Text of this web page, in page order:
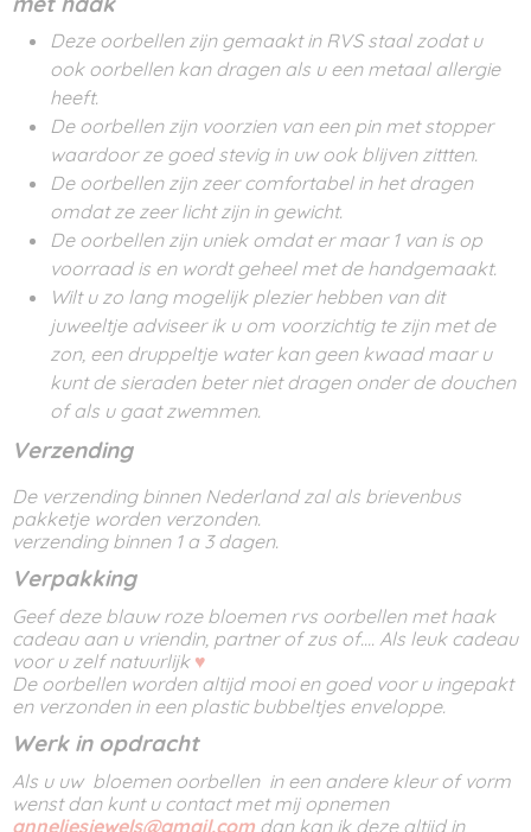
Deze oorbellen zijn gemaakt in RVS staal zodat u
ook oorbellen kan dragen als u een metaal allergie
heeft.
De oorbellen zijn voorzien van een pin met stopper
waardoor ze goed stevig in uw ook blijven zittten.
De oorbellen zijn zeer comfortabel in het dragen
omdat ze zeer licht zijn in gewicht.
De oorbellen zijn uniek omdat er maar 1 van is op
voorraad is en wordt geheel met de handgemaakt.
Wilt u zo lang mogelijk plezier hebben van dit
juweeltje adviseer ik u om voorzichtig te zijn met de
zon, een druppeltje water kan geen kwaad maar u
kunt de sieraden beter niet dragen onder de douchen
of als u gaat zwemmen.
Verzending
De verzending binnen Nederland zal als brievenbus
pakketje worden verzonden.
verzending binnen 1 a 3 dagen.
Verpakking
Geef deze blauw roze bloemen rvs oorbellen met haak
cadeau aan u vriendin, partner of zus of.... Als leuk cadeau
voor u zelf natuurlijk♥
De oorbellen worden altijd mooi en goed voor u ingepakt
en verzonden in een plastic bubbeltjes enveloppe.
Werk in opdracht
Als u uw bloemen oorbellen in een andere kleur of vorm
wenst dan kunt u contact met mij opnemen
anneliesjewels@gmail.com dan kan ik deze altijd in